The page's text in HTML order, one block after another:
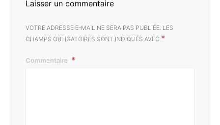
Laisser un commentaire
VOTRE ADRESSE E-MAIL NE SERA PAS PUBLIÉE. LES
CHAMPS OBLIGATOIRES SONT INDIQUÉS AVEC *
Commentaire